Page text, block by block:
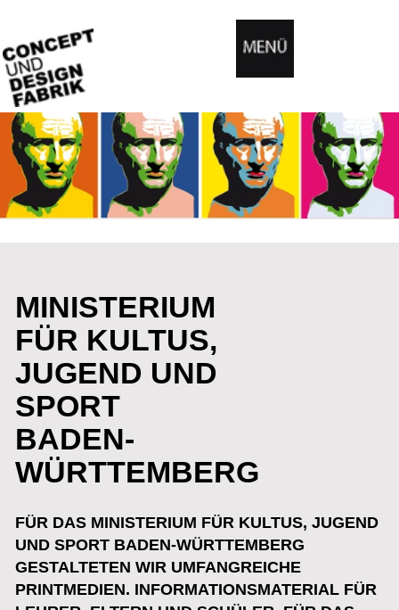
MINISTERIUM
BADEN-
WÜRTTEMBERG
FÜR DAS MINISTERIUM FÜR KULTUS, JUGEND
GESTALTETEN WIR UMFANGREICHE
LEHRER, ELTERN UND SCHÜLER. FÜR DAS
MINISTERIUM FÜR KULTUS, JUGEND UND
SPORT HABEN WIR UMFANGREICHE
PRINTMEDIEN ERSTELLT.